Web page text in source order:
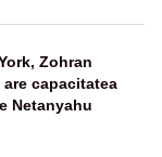
Zohran
capacitatea
Netanyahu